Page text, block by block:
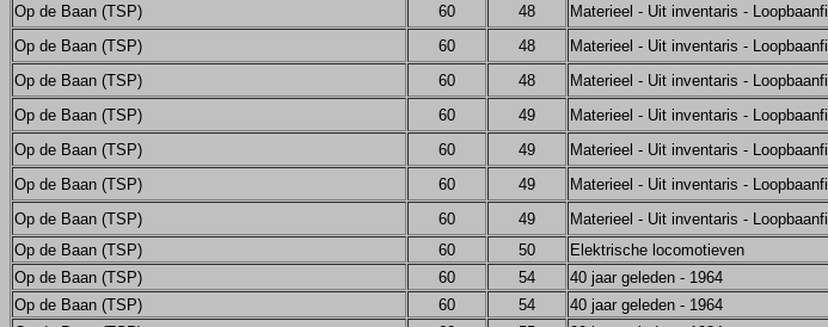
Op de Baan (TSP)
60 48 Materieel - Uit inventaris -
Op de Baan (TSP)
60 48 Materieel - Uit inventaris -
Op de Baan (TSP)
60 48 Materieel - Uit inventaris -
Op de Baan (TSP)
60 49 Materieel - Uit inventaris -
Op de Baan (TSP)
60 49 Materieel - Uit inventaris -
Op de Baan (TSP)
60 49 Materieel - Uit inventaris -
Op de Baan (TSP)
60 49 Materieel - Uit inventaris -
Op de Baan (TSP)
60 50 Elektrische locomotieven
Op de Baan (TSP)
60 54 40 jaar geleden - 1964
Op de Baan (TSP)
60 54 40 jaar geleden - 1964